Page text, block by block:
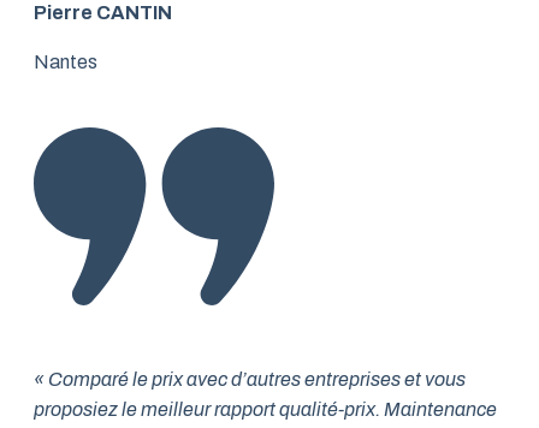
Pierre CANTIN
Nantes
« Comparé le prix avec d’autres entreprises et vous
proposiez le meilleur rapport qualité-prix. Maintenance